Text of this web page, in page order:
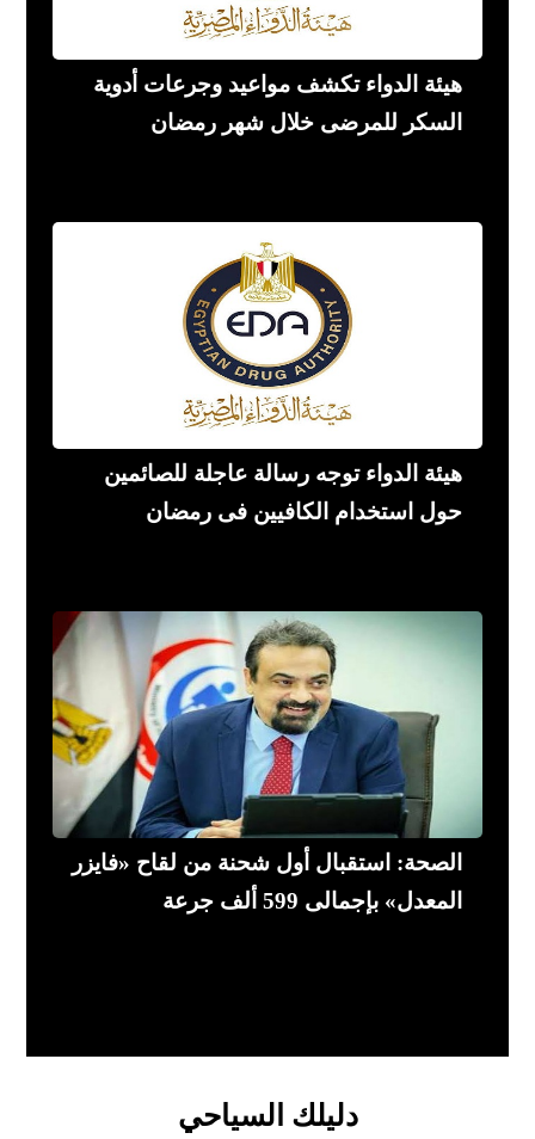
هيئة الدواء تكشف مواعيد وجرعات أدوية
السكر للمرضى خلال شهر رمضان
هيئة الدواء توجه رسالة عاجلة للصائمين
حول استخدام الكافيين فى رمضان
الصحة: استقبال أول شحنة من لقاح «فايزر
المعدل» بإجمالى 599 ألف جرعة
دليلك السياحي